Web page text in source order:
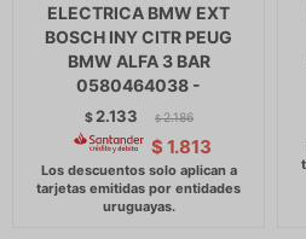
ELECTRICA BMW EXT
BOSCH INY CITR PEUG
BMW ALFA 3 BAR
0580464038 -
$ 2.133 $ 2.186
$ 1.813